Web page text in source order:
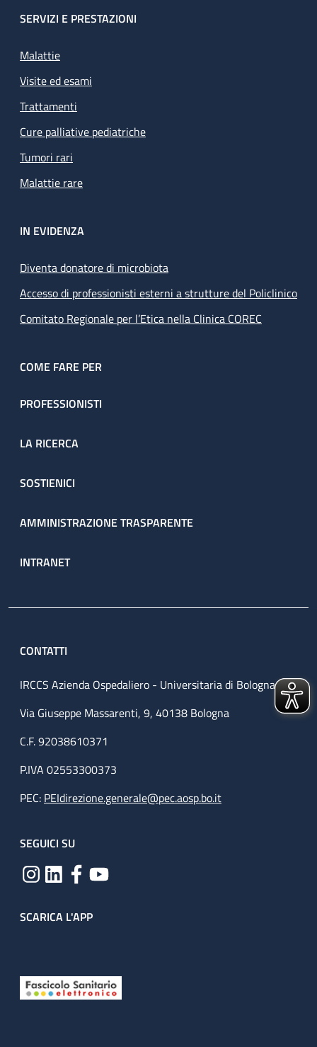
SERVIZI E PRESTAZIONI
Malattie
Visite ed esami
Trattamenti
Cure palliative pediatriche
Tumori rari
Malattie rare
IN EVIDENZA
Diventa donatore di microbiota
Accesso di professionisti esterni a strutture del Policlinico
Comitato Regionale per l’Etica nella Clinica COREC
COME FARE PER
PROFESSIONISTI
LA RICERCA
SOSTIENICI
AMMINISTRAZIONE TRASPARENTE
INTRANET
CONTATTI
IRCCS Azienda Ospedaliero - Universitaria di Bologna
Via Giuseppe Massarenti, 9, 40138 Bologna
C.F. 92038610371
P.IVA 02553300373
PEC: PEIdirezione.generale@pec.aosp.bo.it
SEGUICI SU
SCARICA L'APP